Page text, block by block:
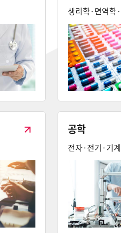
생리학·면역학
공학
전자·전기·기